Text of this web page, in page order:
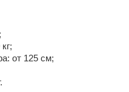
от 125 см;